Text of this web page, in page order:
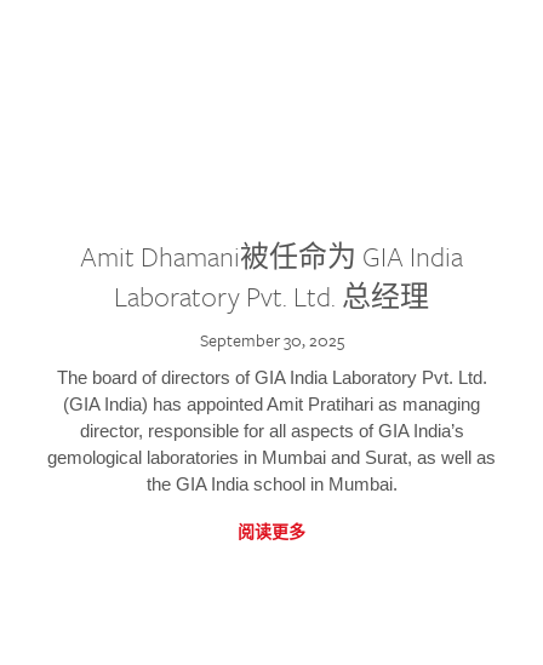
Amit Dhamani被任命为 GIA India
Laboratory Pvt. Ltd. 总经理
September 30, 2025
The board of directors of GIA India Laboratory Pvt. Ltd.
(GIA India) has appointed Amit Pratihari as managing
director, responsible for all aspects of GIA India’s
gemological laboratories in Mumbai and Surat, as well as
the GIA India school in Mumbai.
阅读更多